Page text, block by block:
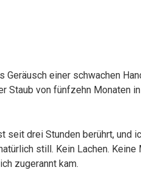
Geräusch einer schwachen
Staub von fünfzehn Monaten in
seit drei Stunden berührt, und
still. Kein Lachen. Keine
zugerannt kam.